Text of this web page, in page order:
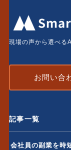
現場の声から選べる
お問い合
記事一覧
会社員の副業を時